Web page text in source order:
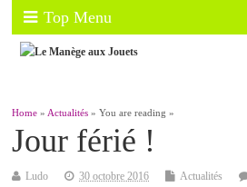
Top Menu
Home »Actualités » You are reading »
Jour férié !
Ludo 30 octobre 2016 Actualités